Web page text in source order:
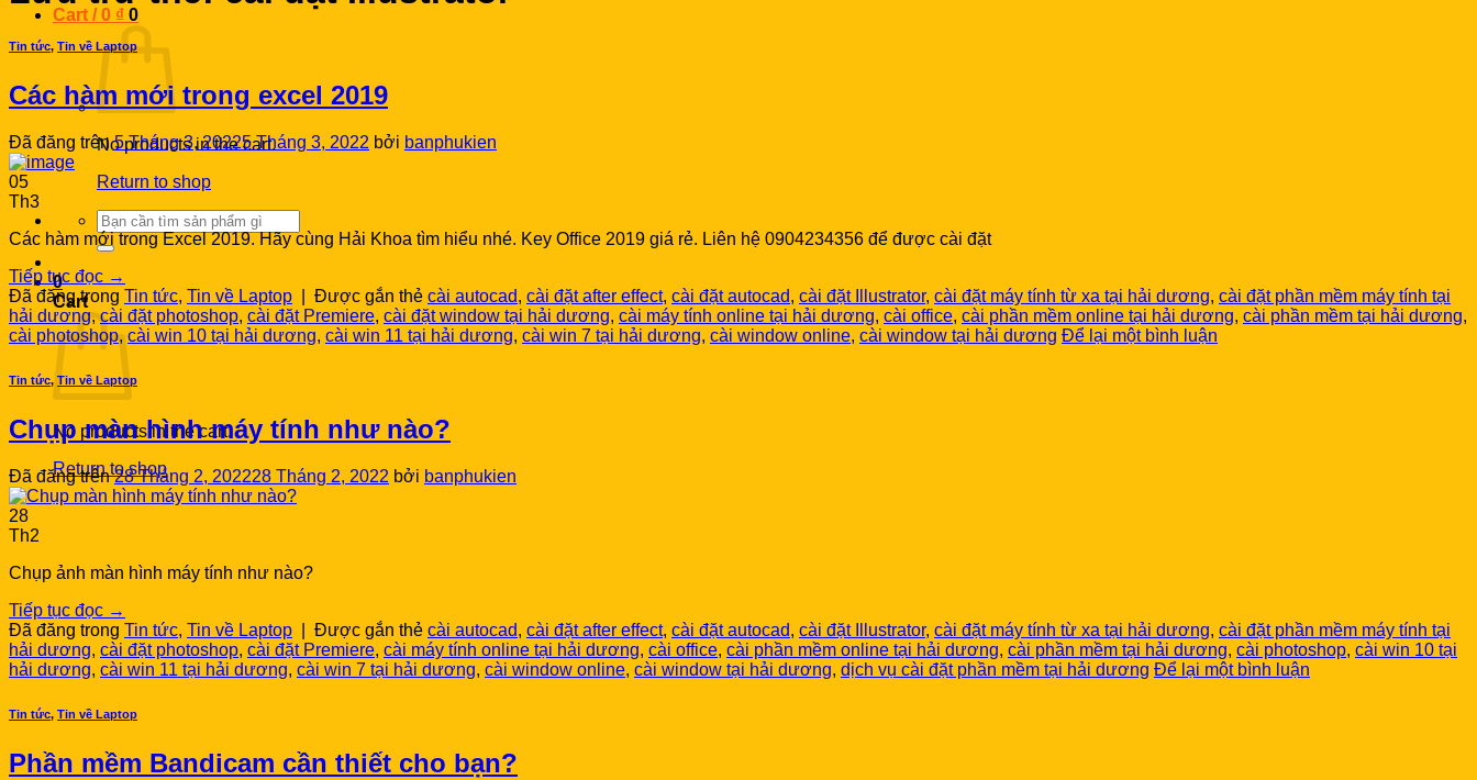
Cart / 0 ₫ 0
No products in the cart.
Return to shop
Search
for:
0
Cart
No products in the cart.
Return to shop
Tin tức, Tin về Laptop
Các hàm mới trong excel 2019
Đã đăng trên5 Tháng 3, 20225 Tháng 3, 2022 bởi banphukien
05
Th3
Các hàm mới trong Excel 2019. Hãy cùng Hải Khoa tìm hiểu nhé. Key Office 2019 giá rẻ. Liên hệ 0904234356 để được cài đặt
Tiếp tục đọc →
Đã đăng trong Tin tức, Tin về Laptop Được gắn thẻ cài autocad, cài đặt after effect, cài đặt autocad, cài đặt Illustrator, cài đặt máy tính từ xa tại hải dương, cài đặt phần mềm máy tính tại
hải dương,cài đặt photoshop, cài đặt Premiere, cài đặt window tại hải dương, cài máy tính online tại hải dương, cài office, cài phần mềm online tại hải dương, cài phần mềm tại hải dương,
cài photoshop,cài win 10 tại hải dương, cài win 11 tại hải dương, cài win 7 tại hải dương, cài window online, cài window tại hải dương Để lại một bình luận
Tin tức, Tin về Laptop
Chụp màn hình máy tính như nào?
Đã đăng trên28 Tháng 2, 202228 Tháng 2, 2022 bởi banphukien
28
Th2
Chụp ảnh màn hình máy tính như nào?
Tiếp tục đọc →
Đã đăng trong Tin tức, Tin về Laptop Được gắn thẻ cài autocad, cài đặt after effect, cài đặt autocad, cài đặt Illustrator, cài đặt máy tính từ xa tại hải dương, cài đặt phần mềm máy tính tại
hải dương, cài đặt photoshop, cài đặt Premiere, cài máy tính online tại hải dương, cài office, cài phần mềm online tại hải dương, cài phần mềm tại hải dương, cài photoshop, cài win 10 tại
hải dương, cài win 11 tại hải dương, cài win 7 tại hải dương, cài window online, cài window tại hải dương, dịch vụ cài đặt phần mềm tại hải dương Để lại một bình luận
Tin tức, Tin về Laptop
Phần mềm Bandicam cần thiết cho bạn?